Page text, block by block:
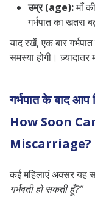
उम्र (age):माँ
गर्भपात का खतरा
याद रखें, एक बार
समस्या होगी।
गर्भपात के बाद आप
How Soon
Miscarriage?
कई महिलाएं अक्सर यह
गर्भवती हो सकती हूँ?”